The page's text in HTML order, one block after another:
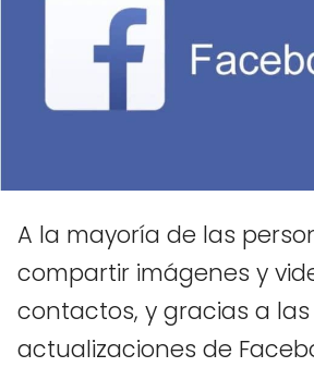
A la mayoría de las
compartir imágenes y
contactos, y gracias a las
actualizaciones de